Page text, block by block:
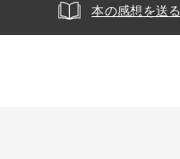
本の感想を送る